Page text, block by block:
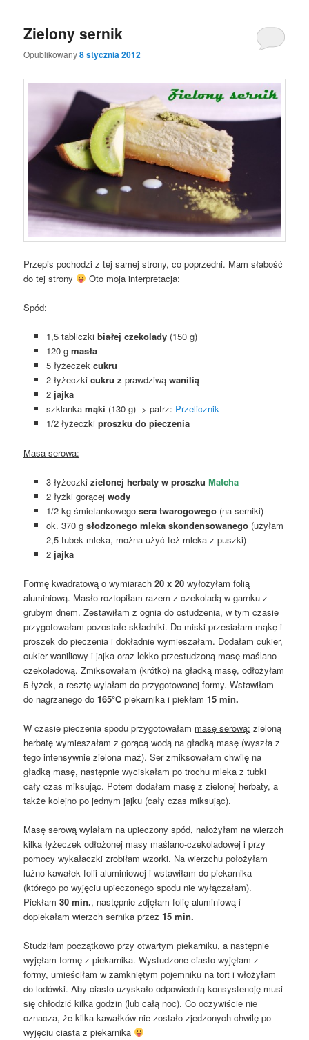
Zielony sernik
Opublikowany8 stycznia 2012
Przepis pochodzi z tej samej strony, co poprzedni. Mam słabość
do tej strony
Oto moja interpretacja:
Spód:
1,5 tabliczki białej czekolady(150 g)
120 g masła
5 łyżeczekcukru
2 łyżeczki cukru z prawdziwą wanilią
2 jajka
szklanka mąki (130 g) -> patrz: Przelicznik
1/2 łyżeczki proszku do pieczenia
Masa serowa:
3 łyżeczki zielonej herbaty w proszku Matcha
2 łyżki gorącej wody
1/2 kg śmietankowego sera twarogowego(na serniki)
ok. 370 g słodzonego mleka skondensowanego(użyłam
2,5 tubek mleka, można użyć też mleka z puszki)
2 jajka
Formę kwadratową o wymiarach20 x 20 wyłożyłam folią
aluminiową. Masło roztopiłam razem z czekoladą w garnku z
grubym dnem. Zestawiłam z ognia do ostudzenia, w tym czasie
przygotowałam pozostałe składniki. Do miski przesiałam mąkę i
proszek do pieczenia i dokładnie wymieszałam. Dodałam cukier,
cukier waniliowy i jajka oraz lekko przestudzoną masę maślano-
czekoladową. Zmiksowałam (krótko) na gładką masę, odłożyłam
5 łyżek, a resztę wylałam do przygotowanej formy. Wstawiłam
do nagrzanego do165°C piekarnika i piekłam15 min.
W czasie pieczenia spodu przygotowałam masę serową: zieloną
herbatę wymieszałam z gorącą wodą na gładką masę (wyszła z
tego intensywnie zielona maź). Ser zmiksowałam chwilę na
gładką masę, następnie wyciskałam po trochu mleka z tubki
cały czas miksując. Potem dodałam masę z zielonej herbaty, a
także kolejno po jednym jajku (cały czas miksując).
Masę serową wylałam na upieczony spód, nałożyłam na wierzch
kilka łyżeczek odłożonej masy maślano-czekoladowej i przy
pomocy wykałaczki zrobiłam wzorki. Na wierzchu położyłam
luźno kawałek folii aluminiowej i wstawiłam do piekarnika
(którego po wyjęciu upieczonego spodu nie wyłączałam).
Piekłam30 min., następnie zdjęłam folię aluminiową i
dopiekałam wierzch sernika przez15 min.
Studziłam początkowo przy otwartym piekarniku, a następnie
wyjęłam formę z piekarnika. Wystudzone ciasto wyjęłam z
formy, umieściłam w zamkniętym pojemniku na tort i włożyłam
do lodówki. Aby ciasto uzyskało odpowiednią konsystencję musi
się chłodzić kilka godzin (lub całą noc). Co oczywiście nie
oznacza, że kilka kawałków nie zostało zjedzonych chwilę po
wyjęciu ciasta z piekarnika